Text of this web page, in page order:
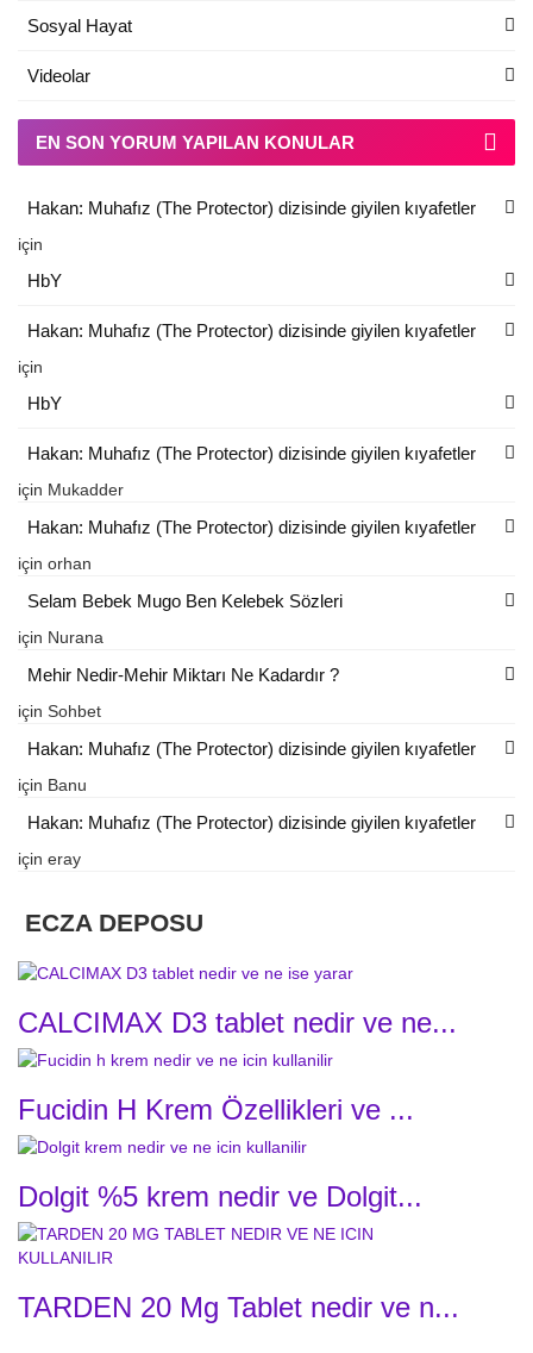
Sosyal Hayat
Videolar
EN SON YORUM YAPILAN KONULAR
Hakan: Muhafız (The Protector) dizisinde giyilen kıyafetler
için
HbY
Hakan: Muhafız (The Protector) dizisinde giyilen kıyafetler
için
HbY
Hakan: Muhafız (The Protector) dizisinde giyilen kıyafetler
için Mukadder
Hakan: Muhafız (The Protector) dizisinde giyilen kıyafetler
için orhan
Selam Bebek Mugo Ben Kelebek Sözleri
için Nurana
Mehir Nedir-Mehir Miktarı Ne Kadardır ?
için Sohbet
Hakan: Muhafız (The Protector) dizisinde giyilen kıyafetler
için Banu
Hakan: Muhafız (The Protector) dizisinde giyilen kıyafetler
için eray
ECZA DEPOSU
CALCIMAX D3 tablet nedir ve ne...
Fucidin H Krem Özellikleri ve ...
Dolgit %5 krem nedir ve Dolgit...
TARDEN 20 Mg Tablet nedir ve n...